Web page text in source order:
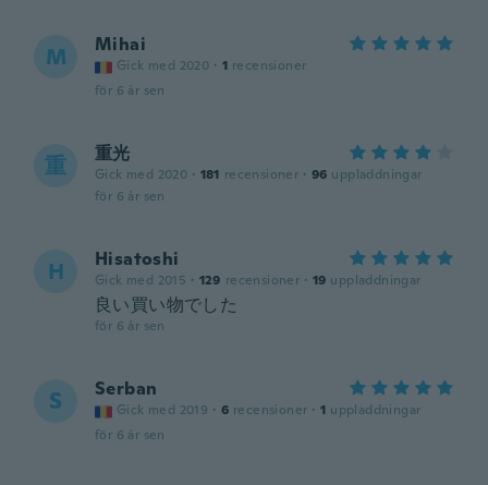
M Mihai
Gick med 2020 · 1 recensioner
för 6 år sen
重 重光
Gick med 2020 · 181 recensioner · 96 uppladdningar
för 6 år sen
H Hisatoshi
Gick med 2015 · 129 recensioner · 19 uppladdningar
良い買い物でした
för 6 år sen
S Serban
Gick med 2019 · 6 recensioner · 1 uppladdningar
för 6 år sen